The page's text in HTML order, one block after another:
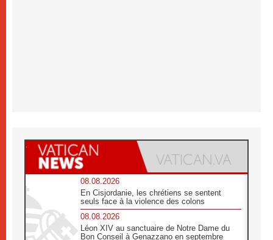
08.08.2026
En Cisjordanie, les chrétiens se sentent
seuls face à la violence des colons
08.08.2026
Léon XIV au sanctuaire de Notre Dame du
Bon Conseil à Genazzano en septembre